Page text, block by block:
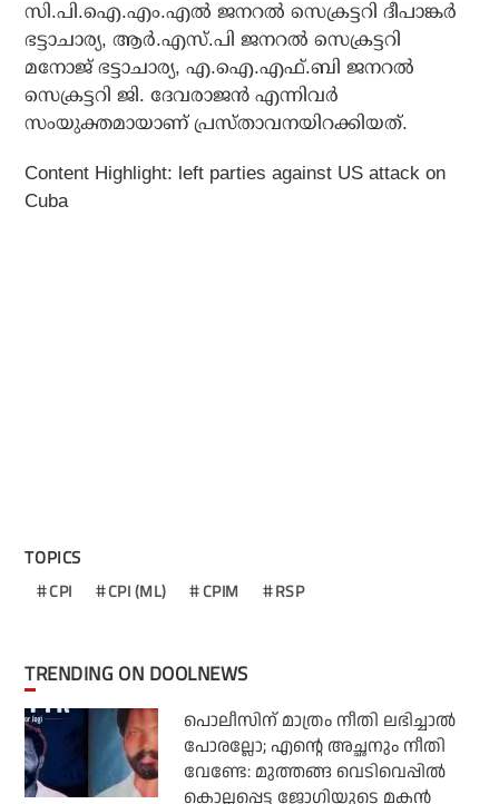
സി.പി.ഐ.എം.എൽ ജനറൽ സെക്രട്ടറി ദീപാങ്കർ
ഭട്ടാചാര്യ, ആർ.എസ്.പി ജനറൽ സെക്രട്ടറി
മനോജ് ഭട്ടാചാര്യ, എ.ഐ.എഫ്.ബി ജനറൽ
സെക്രട്ടറി ജി. ദേവരാജൻ എന്നിവർ
സംയുക്തമായാണ് പ്രസ്‌താവനയിറക്കിയത്.
Content Highlight: left parties against US attack on
Cuba
TOPICS
CPI CPI (ML) CPIM RSP
TRENDING ON DOOLNEWS
പൊലീസിന് മാത്രം നീതി ലഭിച്ചാല്‍
പോരല്ലോ; എന്റെ അച്ഛനും നീതി
വേണ്ടേ: മുത്തങ്ങ വെടിവെപ്പില്‍
കൊല്ലപ്പെട്ട ജോഗിയുടെ മകന്‍